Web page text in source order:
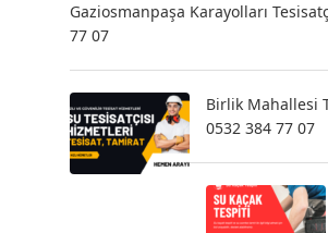
Gaziosmanpaşa Karayolları
77 07
Birlik Mahallesi
0532 384 77 07